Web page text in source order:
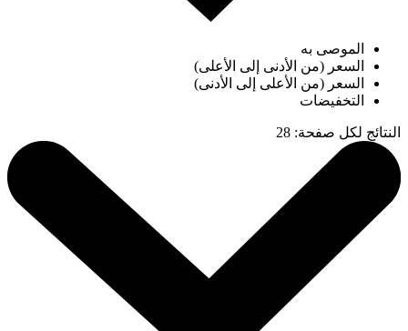
الموصى به
السعر (من الأدنى إلى الأعلى)
السعر (من الأعلى إلى الأدنى)
التخفيضات
النتائج لكل صفحة:
28